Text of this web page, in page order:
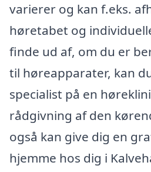
varierer og kan f.eks.
høretabet og
finde ud af, om du er
til høreapparater, kan
specialist på en
rådgivning af den
også kan give dig en
hjemme hos dig i